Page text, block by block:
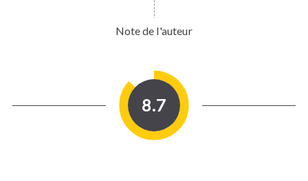
Note de l'auteur
8.7